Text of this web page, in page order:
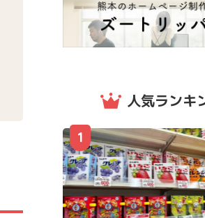
人気ランキ
1